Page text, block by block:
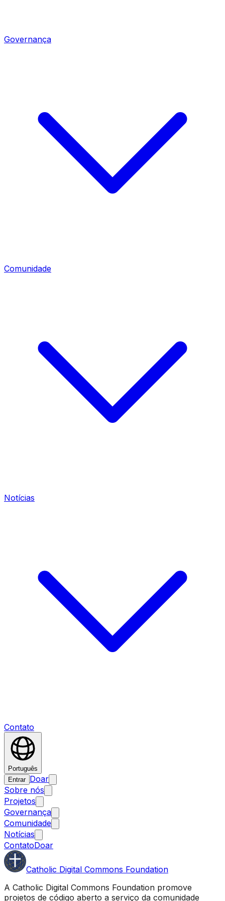
Governança
Comunidade
Notícias
Contato
Português
Entrar Doar
Sobre nós
Projetos
Governança
Comunidade
Notícias
ContatoDoar
Catholic Digital Commons Foundation
A Catholic Digital Commons Foundation promove
projetos de código aberto a serviço da comunidade